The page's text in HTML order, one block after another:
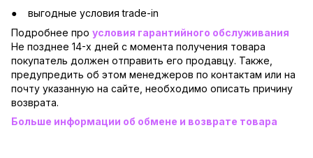
выгодные условия trade-in
Подробнее про условия гарантийного обслуживания
Не позднее 14-х дней с момента получения товара
покупатель должен отправить его продавцу. Также,
предупредить об этом менеджеров по контактам или на
почту указанную на сайте, необходимо описать причину
возврата.
Больше информации об обмене и возврате товара